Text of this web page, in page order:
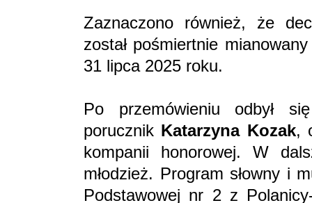
Zaznaczono również, że
został pośmiertnie
31 lipca 2025 roku.
Po przemówieniu odbył
porucznik Katarzyna Kozak,
kompanii honorowej. W
młodzież. Program słowny i
Podstawowej nr 2 z